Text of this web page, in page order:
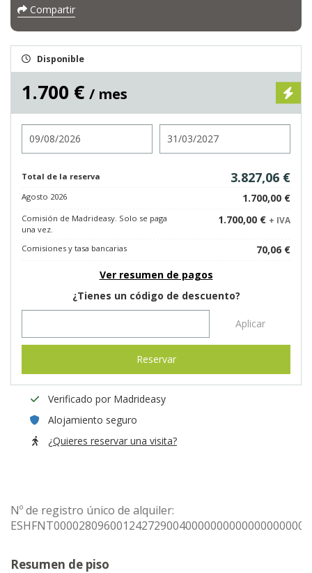
Compartir
Disponible
1.700 € / mes
Total de la reserva 3.827,06 €
Agosto 2026 1.700,00 €
Comisión de Madrideasy. Solo se paga
una vez.
1.700,00 € + IVA
Comisiones y tasa bancarias
70,06 €
Ver resumen de pagos
¿Tienes un código de descuento?
Aplicar
Reservar
Verificado por Madrideasy
Alojamiento seguro
¿Quieres reservar una visita?
Nº de registro único de alquiler:
Resumen de piso